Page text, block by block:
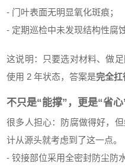
- 门叶表面无明显氧化斑痕；
- 定期巡检中未发现结构性腐
这说明：只要选对材料、做
使用 2 年状态，答案是完全扛
不只是“能撑”，更是“省心
很多人担心：防腐做得好，
计从源头就考虑到了这一点。
- 铰接部位采用全密封防尘防